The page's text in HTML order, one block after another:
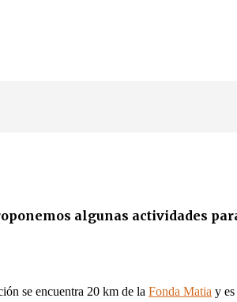
algunas actividades
se encuentra 20 km de la Fonda Matia y